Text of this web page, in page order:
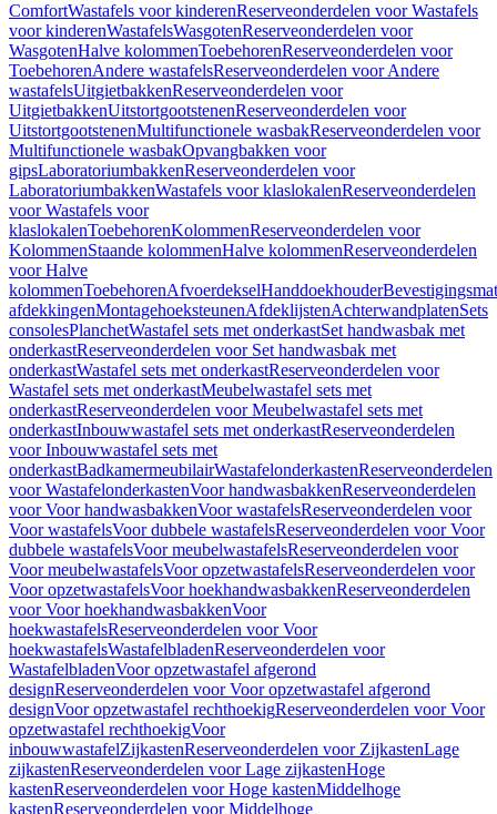
ComfortWastafels voor kinderenReserveonderdelen voor Wastafels
voor kinderenWastafelsWasgotenReserveonderdelen voor
WasgotenHalve kolommenToebehorenReserveonderdelen voor
ToebehorenAndere wastafelsReserveonderdelen voor Andere
wastafelsUitgietbakkenReserveonderdelen voor
UitgietbakkenUitstortgootstenenReserveonderdelen voor
UitstortgootstenenMultifunctionele wasbakReserveonderdelen voor
Multifunctionele wasbakOpvangbakken voor
gipsLaboratoriumbakkenReserveonderdelen voor
LaboratoriumbakkenWastafels voor klaslokalenReserveonderdelen
voor Wastafels voor
klaslokalenToebehorenKolommenReserveonderdelen voor
KolommenStaande kolommenHalve kolommenReserveonderdelen
voor Halve
kolommenToebehorenAfvoerdekselHanddoekhouder
afdekkingenMontagehoeksteunenAfdeklijstenAchterwandplatenSets
consolesPlanchetWastafel sets met onderkastSet handwasbak met
onderkastReserveonderdelen voor Set handwasbak met
onderkastWastafel sets met onderkastReserveonderdelen voor
Wastafel sets met onderkastMeubelwastafel sets met
onderkastReserveonderdelen voor Meubelwastafel sets met
onderkastInbouwwastafel sets met onderkastReserveonderdelen
voor Inbouwwastafel sets met
onderkastBadkamermeubilairWastafelonderkastenReserveonderdelen
voor WastafelonderkastenVoor handwasbakkenReserveonderdelen
voor Voor handwasbakkenVoor wastafelsReserveonderdelen voor
Voor wastafelsVoor dubbele wastafelsReserveonderdelen voor Voor
dubbele wastafelsVoor meubelwastafelsReserveonderdelen voor
Voor meubelwastafelsVoor opzetwastafelsReserveonderdelen voor
Voor opzetwastafelsVoor hoekhandwasbakkenReserveonderdelen
voor Voor hoekhandwasbakkenVoor
hoekwastafelsReserveonderdelen voor Voor
hoekwastafelsWastafelbladenReserveonderdelen voor
WastafelbladenVoor opzetwastafel afgerond
designReserveonderdelen voor Voor opzetwastafel afgerond
designVoor opzetwastafel rechthoekigReserveonderdelen voor Voor
opzetwastafel rechthoekigVoor
inbouwwastafelZijkastenReserveonderdelen voor ZijkastenLage
zijkastenReserveonderdelen voor Lage zijkastenHoge
kastenReserveonderdelen voor Hoge kastenMiddelhoge
kastenReserveonderdelen voor Middelhoge